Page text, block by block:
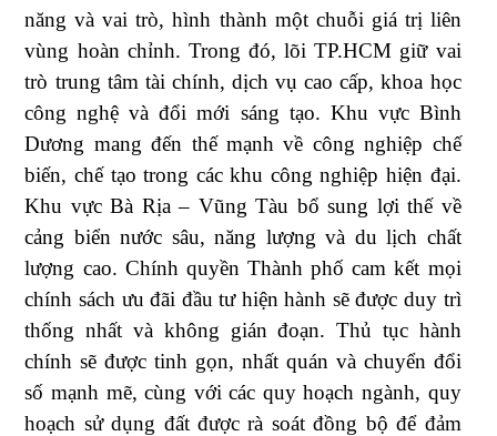
năng và vai trò, hình thành một chuỗi giá trị liên
vùng hoàn chỉnh. Trong đó, lõi TP.HCM giữ vai
trò trung tâm tài chính, dịch vụ cao cấp, khoa học
công nghệ và đổi mới sáng tạo. Khu vực Bình
Dương mang đến thế mạnh về công nghiệp chế
biến, chế tạo trong các khu công nghiệp hiện đại.
Khu vực Bà Rịa – Vũng Tàu bổ sung lợi thế về
cảng biển nước sâu, năng lượng và du lịch chất
lượng cao. Chính quyền Thành phố cam kết mọi
chính sách ưu đãi đầu tư hiện hành sẽ được duy trì
thống nhất và không gián đoạn. Thủ tục hành
chính sẽ được tinh gọn, nhất quán và chuyển đổi
số mạnh mẽ, cùng với các quy hoạch ngành, quy
hoạch sử dụng đất được rà soát đồng bộ để đảm